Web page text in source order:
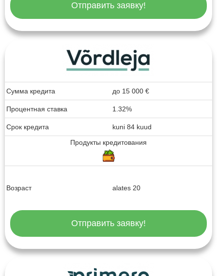
Отправить заявку!
Сумма кредита до 15 000 €
Процентная ставка 1.32%
Срок кредита
kuni 84 kuud
Продукты кредитования
Возраст alates 20
Отправить заявку!